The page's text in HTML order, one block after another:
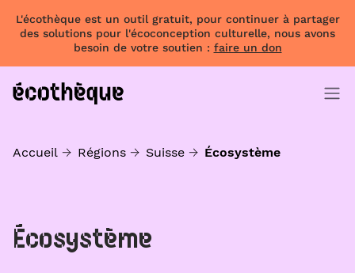
L'écothèque est un outil gratuit, pour continuer à partager
des solutions pour l'écoconception culturelle, nous avons
besoin de votre soutien : faire un don
Accueil Régions Suisse Écosystème
Écosystème